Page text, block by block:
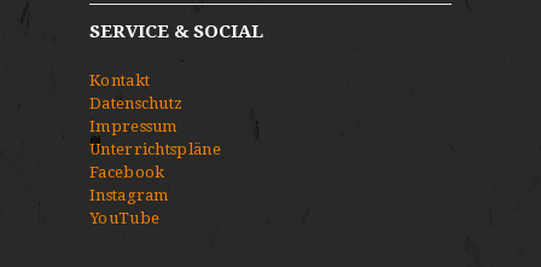
SERVICE & SOCIAL
Kontakt
Datenschutz
Impressum
Unterrichtspläne
Facebook
Instagram
YouTube